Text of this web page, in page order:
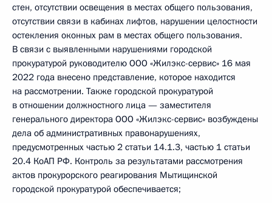
стен, отсутствии освещения в местах общего пользования,
отсутствии связи в кабинах лифтов, нарушении целостности
остекления оконных рам в местах общего пользования.
В связи с выявленными нарушениями городской
прокуратурой руководителю ООО «Жилэкс-сервис» 16 мая
2022 года внесено представление, которое находится
на рассмотрении. Также городской прокуратурой
в отношении должностного лица — заместителя
генерального директора ООО «Жилэкс-сервис» возбуждены
дела об административных правонарушениях,
предусмотренных частью 2 статьи 14.1.3, частью 1 статьи
20.4 КоАП РФ. Контроль за результатами рассмотрения
актов прокурорского реагирования Мытищинской
городской прокуратурой обеспечивается;